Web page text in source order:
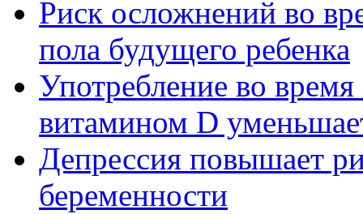
Риск осложнений во
пола будущего ребенка
Употребление во
витамином D
Депрессия повышает
беременности